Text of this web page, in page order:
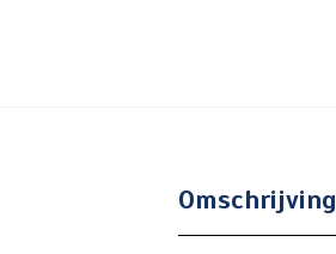
Omschrijving